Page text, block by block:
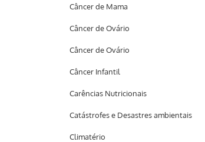
Câncer de Mama
Câncer de Ovário
Câncer de Ovário
Câncer Infantil
Carências Nutricionais
Catástrofes e Desastres ambientais
Climatério